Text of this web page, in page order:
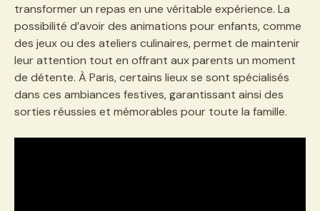
transformer un repas en une véritable expérience. La
possibilité d’avoir des animations pour enfants, comme
des jeux ou des ateliers culinaires, permet de maintenir
leur attention tout en offrant aux parents un moment
de détente. À Paris, certains lieux se sont spécialisés
dans ces ambiances festives, garantissant ainsi des
sorties réussies et mémorables pour toute la famille.